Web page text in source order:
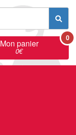
Mon panier
0€
0